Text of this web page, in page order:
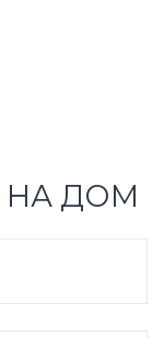
НА ДОМ